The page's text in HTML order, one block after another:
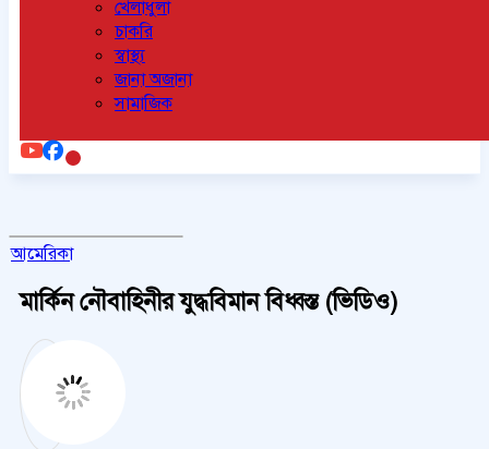
খেলাধুলা
চাকরি
স্বাস্থ্য
জানা অজানা
সামাজিক
আমেরিকা
মার্কিন নৌবাহিনীর যুদ্ধবিমান বিধ্বস্ত (ভিডিও)